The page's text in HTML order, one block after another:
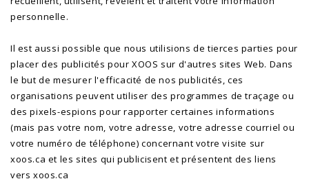
personnelle.
Il est aussi possible que nous utilisions de tierces parties pour
placer des publicités pour XOOS sur d'autres sites Web. Dans
le but de mesurer l'efficacité de nos publicités, ces
organisations peuvent utiliser des programmes de traçage ou
des pixels-espions pour rapporter certaines informations
(mais pas votre nom, votre adresse, votre adresse courriel ou
votre numéro de téléphone) concernant votre visite sur
xoos.ca et les sites qui publicisent et présentent des liens
vers xoos.ca